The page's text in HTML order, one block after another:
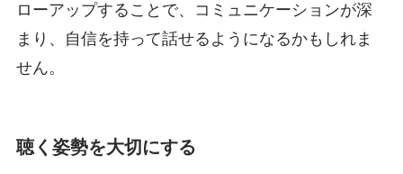
ローアップすることで、コミュニケーションが深
まり、自信を持って話せるようになるかもしれま
せん。
聴く姿勢を大切にする